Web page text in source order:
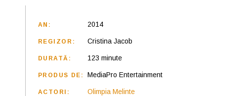
AN: 2014
REGIZOR: Cristina Jacob
DURATĂ: 123 minute
PRODUS DE: MediaPro Entertainment
ACTORI: Olimpia Melinte